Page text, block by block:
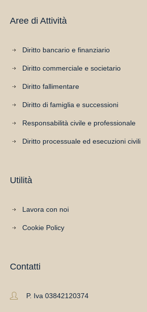
Aree di Attività
Diritto bancario e finanziario
Diritto commerciale e societario
Diritto fallimentare
Diritto di famiglia e successioni
Responsabilità civile e professionale
Diritto processuale ed esecuzioni civili
Utilità
Lavora con noi
Cookie Policy
Contatti
P. Iva 03842120374